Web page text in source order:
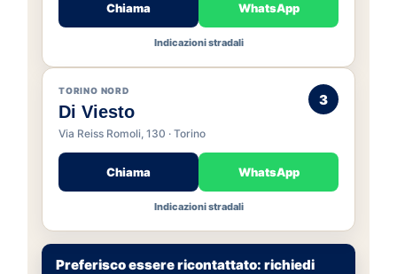
Chiama WhatsApp
Indicazioni stradali
TORINO NORD
Di Viesto
Via Reiss Romoli, 130 · Torino
3
Chiama WhatsApp
Indicazioni stradali
Preferisco essere ricontattato: richiedi